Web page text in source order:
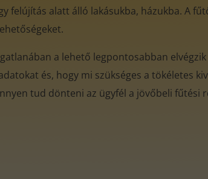
felújítás alatt álló lakásukba, házukba. A
a lehető legpontosabban
és, hogy mi szükséges a tökéletes
tud dönteni az ügyfél a jövőbeli fűtési